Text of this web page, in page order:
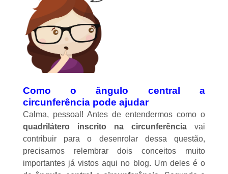
Como o ângulo central a
circunferência pode ajudar
Calma, pessoal! Antes de entendermos como o
quadrilátero inscrito na circunferênciavai
contribuir para o desenrolar dessa questão,
precisamos relembrar dois conceitos muito
importantes já vistos aqui no blog. Um deles é o